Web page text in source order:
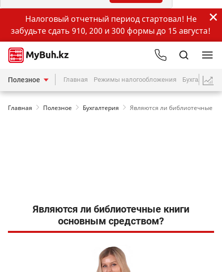
Налоговый отчетный период стартовал! Не
забудьте сдать 910, 200 и 300 формы до 15 августа!
Полезное Главная Режимы налогообложения Бухгалтерия
Главная Полезное Бухгалтерия Являются ли библиотечные
Являются ли библиотечные книги
основным средством?